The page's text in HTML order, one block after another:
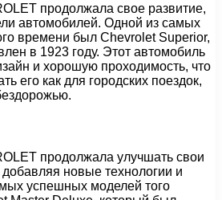
продолжала свое развитие,
автомобилей. Одной из самых
времени был Chevrolet Superior,
в 1923 году. Этот автомобиль
и хорошую проходимость, что
его как для городских поездок,
продолжала улучшать свои
новые технологии и
успешных моделей того